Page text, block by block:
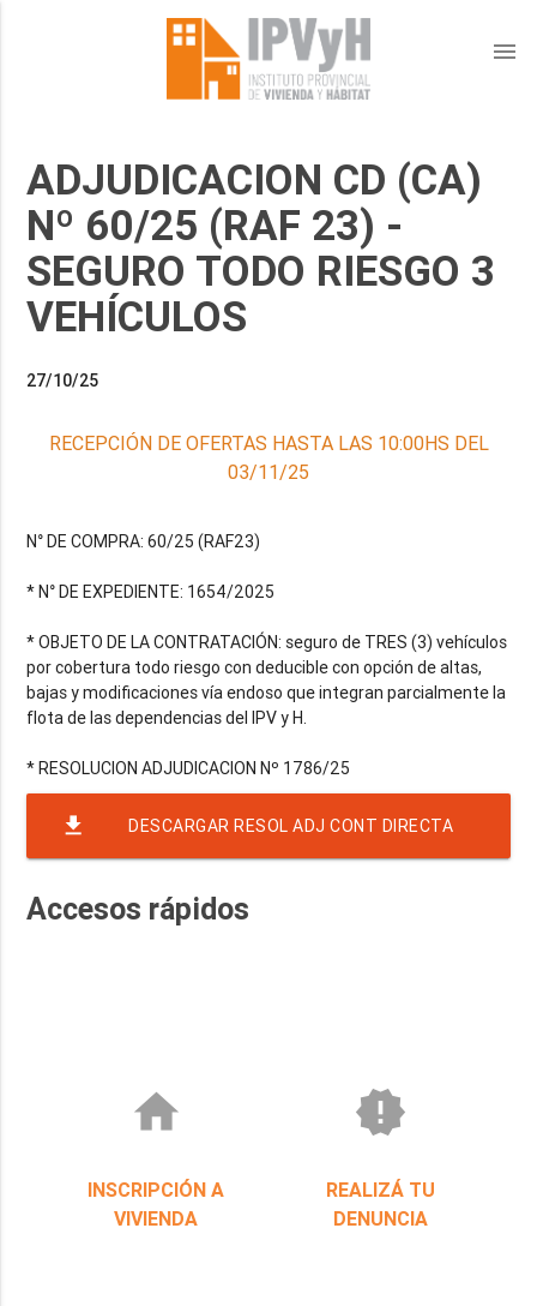
menu
ADJUDICACION CD (CA)
Nº 60/25 (RAF 23) -
SEGURO TODO RIESGO 3
VEHÍCULOS
27/10/25
RECEPCIÓN DE OFERTAS HASTA LAS 10:00HS DEL
03/11/25
N° DE COMPRA: 60/25 (RAF23)
* N° DE EXPEDIENTE: 1654/2025
* OBJETO DE LA CONTRATACIÓN: seguro de TRES (3) vehículos
por cobertura todo riesgo con deducible con opción de altas,
bajas y modificaciones vía endoso que integran parcialmente la
flota de las dependencias del IPV y H.
file_download DESCARGAR RESOL ADJ CONT DIRECTA
Accesos rápidos
home
INSCRIPCIÓN A
VIVIENDA
new_releases
REALIZÁ TU
DENUNCIA